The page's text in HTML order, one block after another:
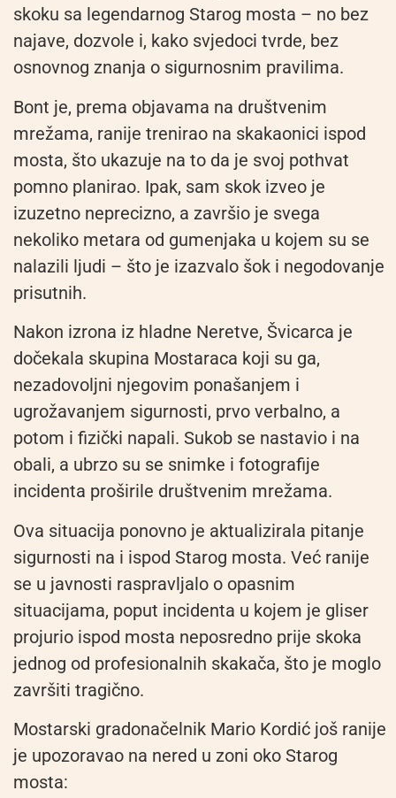
skoku sa legendarnog Starog mosta – no bez
najave, dozvole i, kako svjedoci tvrde, bez
osnovnog znanja o sigurnosnim pravilima.
Bont je, prema objavama na društvenim
mrežama, ranije trenirao na skakaonici ispod
mosta, što ukazuje na to da je svoj pothvat
pomno planirao. Ipak, sam skok izveo je
izuzetno neprecizno, a završio je svega
nekoliko metara od gumenjaka u kojem su se
nalazili ljudi – što je izazvalo šok i negodovanje
prisutnih.
Nakon izrona iz hladne Neretve, Švicarca je
dočekala skupina Mostaraca koji su ga,
nezadovoljni njegovim ponašanjem i
ugrožavanjem sigurnosti, prvo verbalno, a
potom i fizički napali. Sukob se nastavio i na
obali, a ubrzo su se snimke i fotografije
incidenta proširile društvenim mrežama.
Ova situacija ponovno je aktualizirala pitanje
sigurnosti na i ispod Starog mosta. Već ranije
se u javnosti raspravljalo o opasnim
situacijama, poput incidenta u kojem je gliser
projurio ispod mosta neposredno prije skoka
jednog od profesionalnih skakača, što je moglo
završiti tragično.
Mostarski gradonačelnik Mario Kordić još ranije
je upozoravao na nered u zoni oko Starog
mosta: